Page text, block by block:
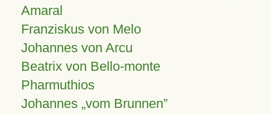
Amaral
Franziskus von Melo
Johannes von Arcu
Beatrix von Bello-monte
Pharmuthios
Johannes vom Brunnen